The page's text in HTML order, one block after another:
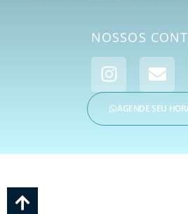
NOSSOS
AGENDE SEU
E PSICOLOGIA | CNPJ: 35.018.038/0001-76 |